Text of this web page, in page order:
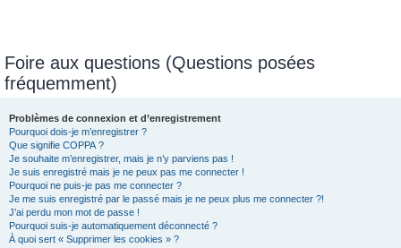
Foire aux questions (Questions posées
fréquemment)
Problèmes de connexion et d’enregistrement
Pourquoi dois-je m’enregistrer ?
Que signifie COPPA ?
Je souhaite m’enregistrer, mais je n’y parviens pas !
Je suis enregistré mais je ne peux pas me connecter !
Pourquoi ne puis-je pas me connecter ?
Je me suis enregistré par le passé mais je ne peux plus me connecter ?!
J’ai perdu mon mot de passe !
Pourquoi suis-je automatiquement déconnecté ?
À quoi sert « Supprimer les cookies » ?